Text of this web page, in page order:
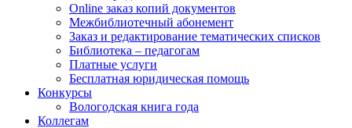
Online заказ копий документов
Межбиблиотечный абонемент
Заказ и редактирование тематических списков
Библиотека – педагогам
Платные услуги
Бесплатная юридическая помощь
Конкурсы
Вологодская книга года
Коллегам